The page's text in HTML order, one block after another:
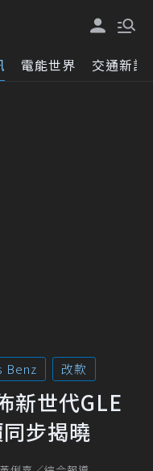
電能世界 交通新訊
Benz 改款
新世代GLE
步揭曉